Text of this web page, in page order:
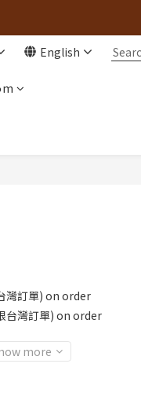
English
灣訂單) on order
台灣訂單) on order
more